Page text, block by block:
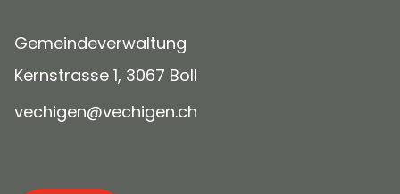
Gemeindeverwaltung
Kernstrasse 1, 3067 Boll
v ch g n v ch g n ch